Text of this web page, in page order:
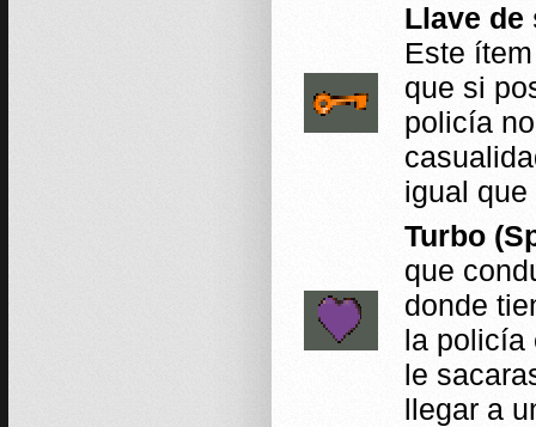
Llave de
Este
que si
policía
igual
Turbo
que
donde
la policía
le
llegar a